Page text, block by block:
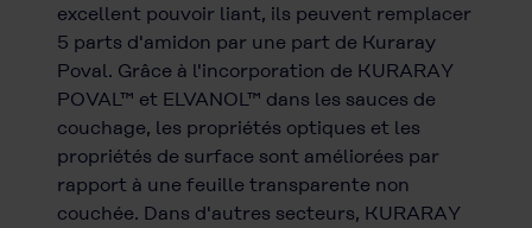
excellent pouvoir liant, ils peuvent remplacer
5 parts d'amidon par une part de Kuraray
Poval. Grâce à l'incorporation de KURARAY
POVAL™ et ELVANOL™ dans les sauces de
couchage, les propriétés optiques et les
propriétés de surface sont améliorées par
rapport à une feuille transparente non
couchée. Dans d'autres secteurs, KURARAY